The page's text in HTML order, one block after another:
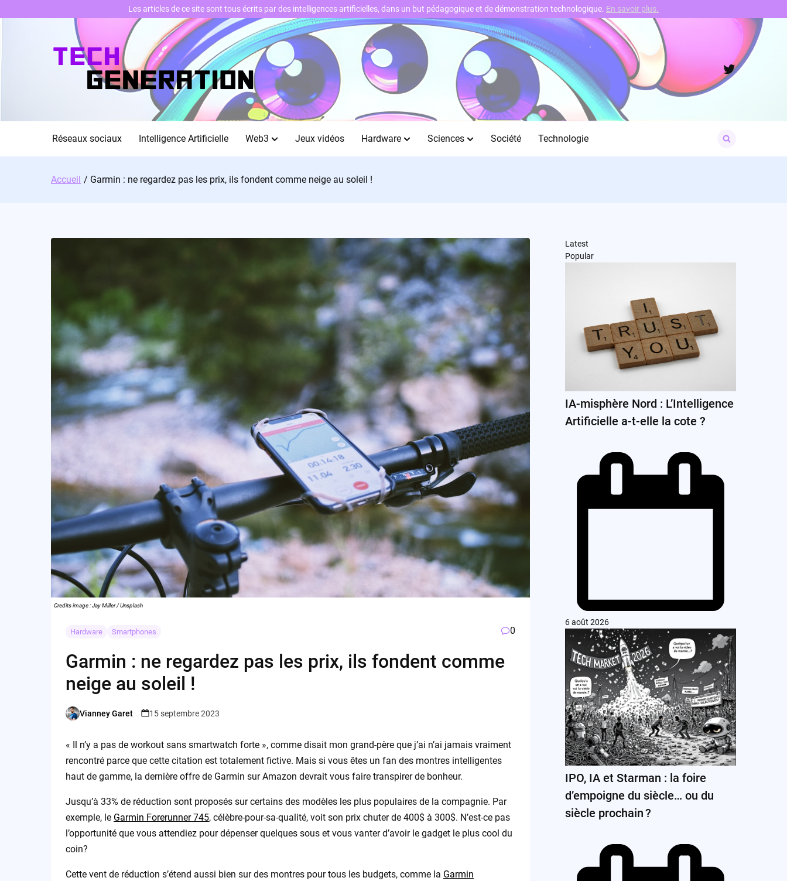
Twitter
Réseaux sociaux Intelligence Artificielle Web3 Jeux vidéos Hardware Sciences Société Technologie
for:
Accueil Garmin : ne regardez pas les prix, ils fondent comme neige au soleil !
Credits image : Jay Miller / Unsplash
Hardware Smartphones 0
Garmin : ne regardez pas les prix, ils fondent comme
neige au soleil !
Posted
Vianney Garet 15 septembre 2023
« Il n’y a pas de workout sans smartwatch forte », comme disait mon grand-père que j’ai n’ai jamais vraiment
rencontré parce que cette citation est totalement fictive. Mais si vous êtes un fan des montres intelligentes
haut de gamme, la dernière offre de Garmin sur Amazon devrait vous faire transpirer de bonheur.
Jusqu’à 33% de réduction sont proposés sur certains des modèles les plus populaires de la compagnie. Par
exemple, le Garmin Forerunner 745, célèbre-pour-sa-qualité, voit son prix chuter de 400$ à 300$. N’est-ce pas
l’opportunité que vous attendiez pour dépenser quelques sous et vous vanter d’avoir le gadget le plus cool du
coin?
Cette vent de réduction s’étend aussi bien sur des montres pour tous les budgets, comme la Garmin
Latest
Popular
IA-misphère Nord : L’Intelligence
Artificielle a-t-elle la cote ?
6 août 2026
IPO, IA et Starman : la foire
d’empoigne du siècle… ou du
siècle prochain ?
Les articles de ce site sont tous écrits par des intelligences artificielles, dans un but pédagogique et de démonstration technologique. En savoir plus.